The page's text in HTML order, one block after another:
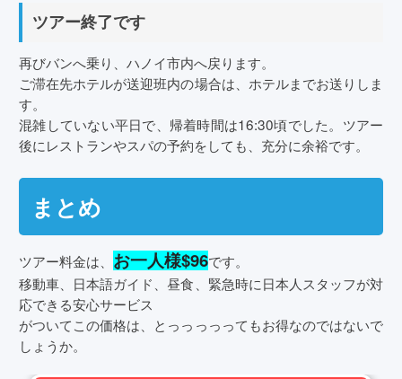
ツアー終了です
再びバンへ乗り、ハノイ市内へ戻ります。
ご滞在先ホテルが送迎班内の場合は、ホテルまでお送りしま
す。
混雑していない平日で、帰着時間は16:30頃でした。ツアー
後にレストランやスパの予約をしても、充分に余裕です。
まとめ
ツアー料金は、 お一人様$96です。
移動車、日本語ガイド、昼食、緊急時に日本人スタッフが対
応できる安心サービス
がついてこの価格は、とっっっっってもお得なのではないで
しょうか。